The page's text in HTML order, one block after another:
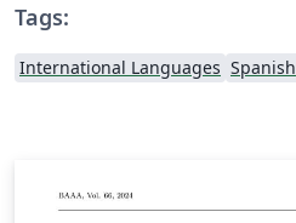
Tags:
International Languages Spanish